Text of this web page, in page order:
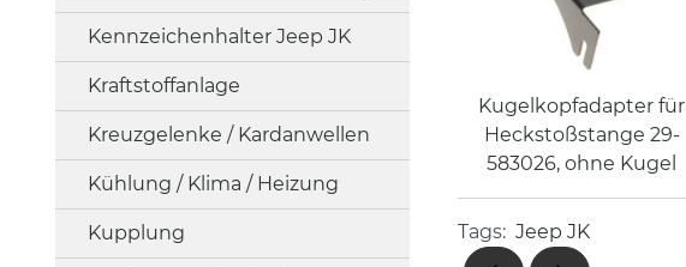
Kennzeichenhalter Jeep JK
Kraftstoffanlage
Kreuzgelenke / Kardanwellen
Kühlung / Klima / Heizung
Kupplung
Kugelkopfadapter für
Heckstoßstange 29-
583026, ohne Kugel
Tags: Jeep JK